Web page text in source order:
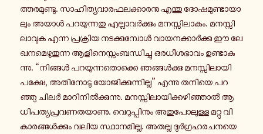
ത്ത­ര­മു­ണ്ടു. സാ­ഹി­ത്യ­വാ­ര­ഫ­ല­ക്കാ­ര­നു എന്തു ദോ­ഷ­മു­ണ്ടാ­യാ­
ലും അയാൾ പ­റ­യു­ന്ന­തു എ­ല്ലാ­വർ­ക്കും മ­ന­സ്സി­ലാ­കും. മ­ന­സ്സി­
ലാ­വു­ക എന്ന പ്ര­ക്രി­യ ന­ട­ക്കു­മ്പോൾ വാ­യ­ന­ക്കാർ­ക്കു ഈ ലേ­
ഖ­ന­മെ­ഴു­തു­ന്ന ആ­ളി­നെ­സ്സം­ബ­ന്ധി­ച്ചു ഒ­ര­ധീ­ശ­ഭാ­വം ഉ­ണ്ടാ­കു­
ന്നു. “നി­ങ്ങൾ പ­റ­യു­ന്ന­തൊ­ക്കെ ഞ­ങ്ങൾ­ക്കു മ­ന­സ്സി­ലാ­യി
പക്ഷേ, അ­തി­നോ­ടു യോ­ജി­ക്കു­ന്നി­ല്ല” എന്നു തനിയെ പ­റ­
ഞ്ഞു ചിലർ മാ­റി­നിൽ­ക്കു­ന്നു. മ­ന­സ്സി­ലാ­യി­ക്ക­ഴി­ഞ്ഞാൽ ആ­
ധി­പ­ത്യ­പ്ര­വ­ണ­ത­യാ­ണു. വെ­റു­പ്പി­നും അ­തു­പോ­ലു­ള്ള മറ്റു വി­
കാ­ര­ങ്ങൾ­ക്കും വലിയ സ്ഥാ­ന­മി­ല്ല. അതല്ല ദുർ­ഗ്ര­ഹ­ര­ച­ന­യെ­